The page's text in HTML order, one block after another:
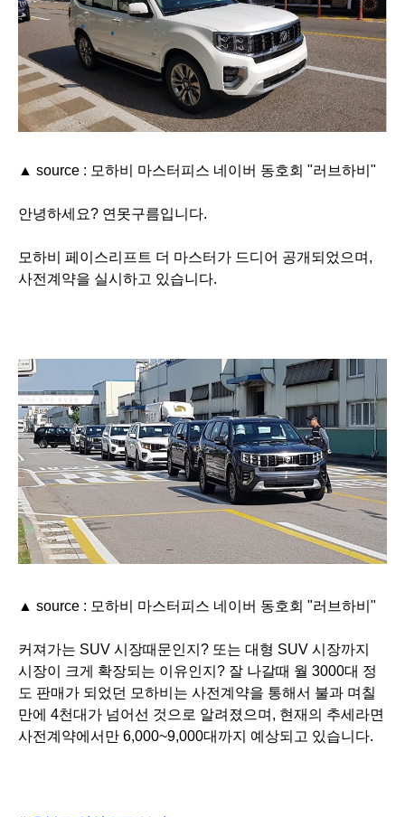
▲ source : 모하비 마스터피스 네이버 동호회 "러브하비"
안녕하세요? 연못구름입니다.
모하비 페이스리프트 더 마스터가 드디어 공개되었으며,
사전계약을 실시하고 있습니다.
▲ source : 모하비 마스터피스 네이버 동호회 "러브하비"
커져가는 SUV 시장때문인지? 또는 대형 SUV 시장까지
시장이 크게 확장되는 이유인지? 잘 나갈때 월 3000대 정
도 판매가 되었던 모하비는 사전계약을 통해서 불과 며칠
만에 4천대가 넘어선 것으로 알려졌으며, 현재의 추세라면
사전계약에서만 6,000~9,000대까지 예상되고 있습니다.